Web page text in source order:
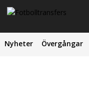
Nyheter Övergångar